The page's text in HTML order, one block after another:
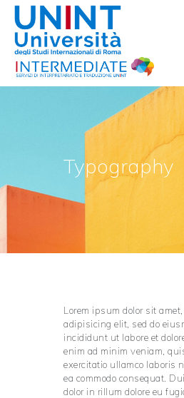
Typography
CHI SIAMO
CONTATTI
Lorem ipsum dolor sit
adipisicing elit, sed do
incididunt ut labore et
enim ad minim veniam,
exercitatio ullamco laboris
ea commodo consequat.
dolor in rillum dolore eu